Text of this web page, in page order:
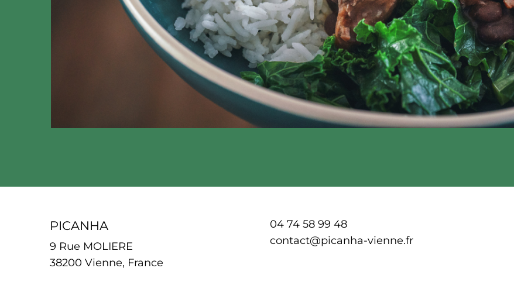
PICANHA
9 Rue MOLIERE
38200 Vienne, France
04 74 58 99 48
contact@picanha-vienne.fr